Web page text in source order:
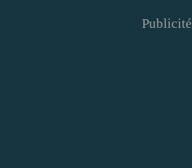
Publicité